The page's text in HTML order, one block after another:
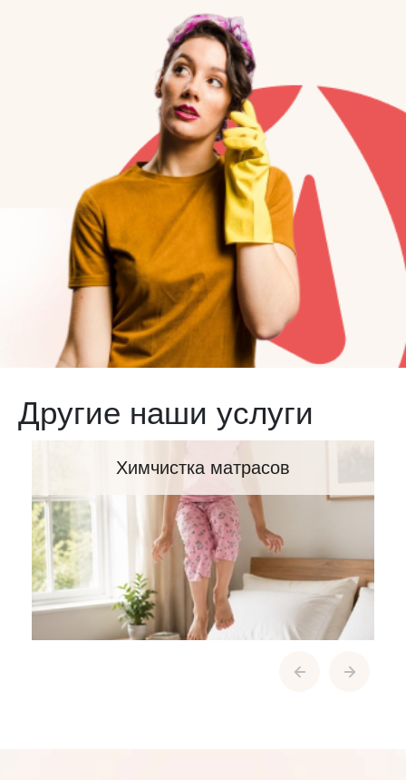
Другие наши услуги
Химчистка матрасов